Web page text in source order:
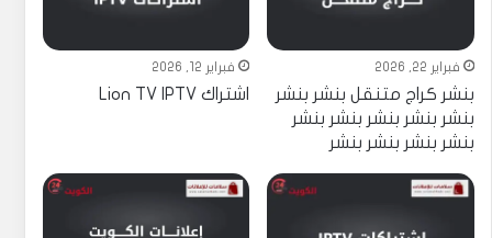
فبراير 22, 2026
بنشر كراج متنقل بنشر بنشر
بنشر بنشر بنشر بنشر بنشر
بنشر بنشر بنشر بنشر
فبراير 12, 2026
اشتراك Lion TV IPTV